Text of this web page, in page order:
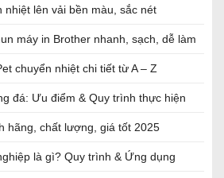
nhiệt lên vải bền màu, sắc nét
máy in Brother nhanh, sạch, dễ làm
chuyển nhiệt chi tiết từ A – Z
đá: Ưu điểm & Quy trình thực hiện
hãng, chất lượng, giá tốt 2025
là gì? Quy trình & Ứng dụng